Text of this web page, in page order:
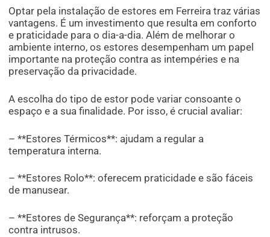
Optar pela instalação de estores em Ferreira traz várias
vantagens. É um investimento que resulta em conforto
e praticidade para o dia-a-dia. Além de melhorar o
ambiente interno, os estores desempenham um papel
importante na proteção contra as intempéries e na
preservação da privacidade.
A escolha do tipo de estor pode variar consoante o
espaço e a sua finalidade. Por isso, é crucial avaliar:
– **Estores Térmicos**: ajudam a regular a
temperatura interna.
– **Estores Rolo**: oferecem praticidade e são fáceis
de manusear.
– **Estores de Segurança**: reforçam a proteção
contra intrusos.